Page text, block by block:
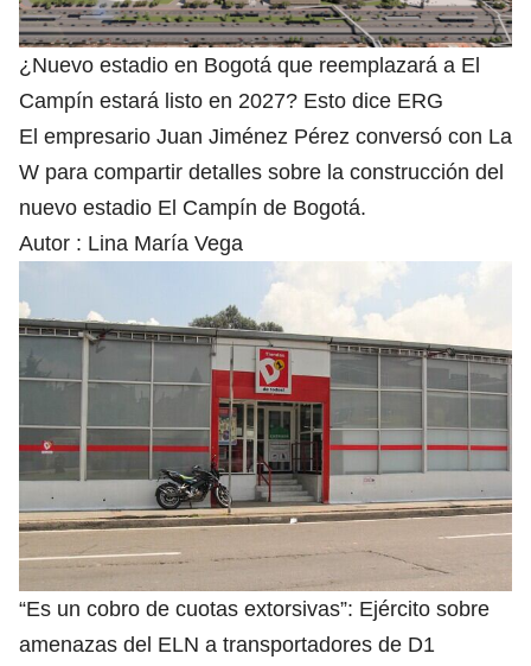
¿Nuevo estadio en Bogotá que reemplazará a El
Campín estará listo en 2027? Esto dice ERG
El empresario Juan Jiménez Pérez conversó con La
W para compartir detalles sobre la construcción del
nuevo estadio El Campín de Bogotá.
Autor : Lina María Vega
“Es un cobro de cuotas extorsivas”: Ejército sobre
amenazas del ELN a transportadores de D1